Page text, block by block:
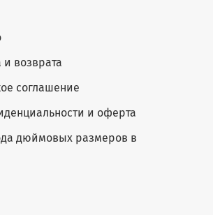
возврата
соглашение
и оферта
дюймовых размеров в